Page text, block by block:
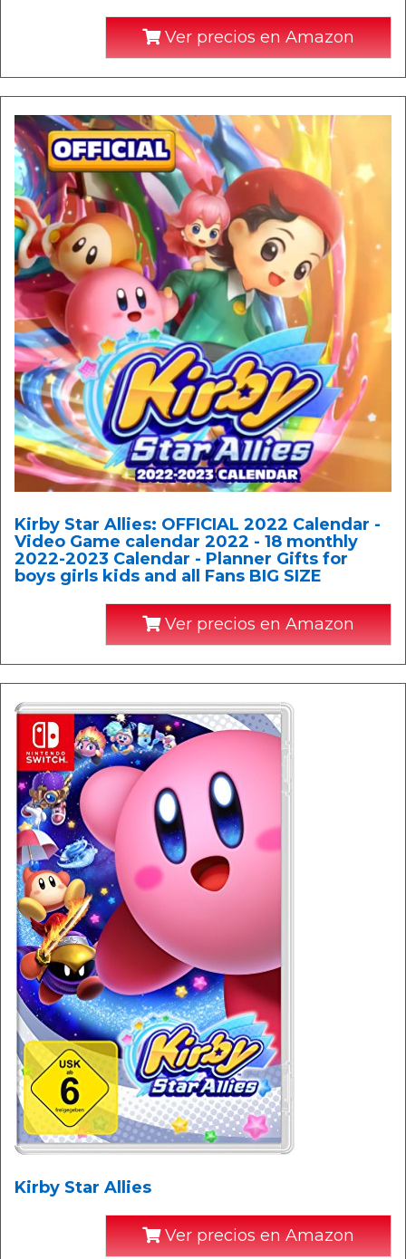
Ver precios en Amazon
Kirby Star Allies: OFFICIAL 2022 Calendar -
Video Game calendar 2022 - 18 monthly
2022-2023 Calendar - Planner Gifts for
boys girls kids and all Fans BIG SIZE
Ver precios en Amazon
Kirby Star Allies
Ver precios en Amazon